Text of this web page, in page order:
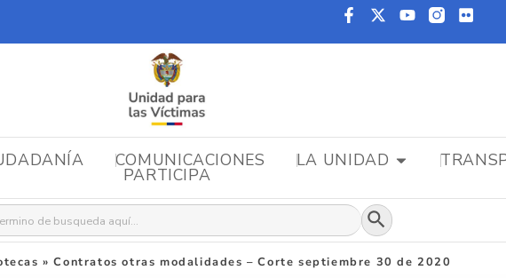
COMUNICACIONES LA UNIDAD
PARTICIPA
Botón de
»Contratos otras modalidades – Corte septiembre 30 de 2020